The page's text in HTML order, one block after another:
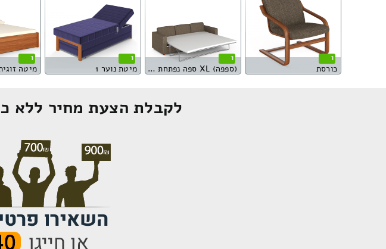
1
כורסת
1
(ספפה) XL ספה נפתחת למיטה
1
מיטת נוער 1
1
לקבלת הצעת מחיר ללא